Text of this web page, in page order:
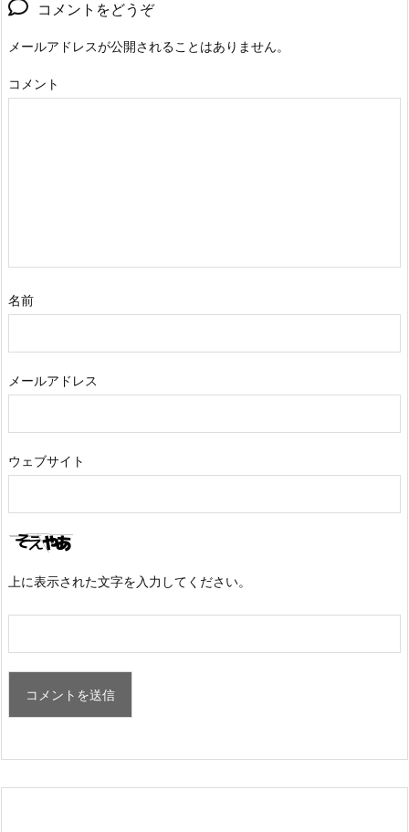
コメントをどうぞ
メールアドレスが公開されることはありません。
コメント
名前
メールアドレス
ウェブサイト
上に表示された文字を入力してください。